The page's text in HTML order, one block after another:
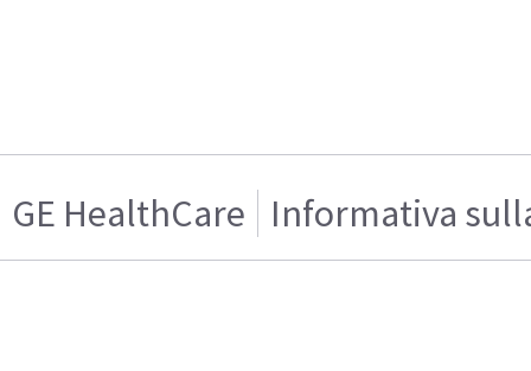
GE HealthCare Informativa